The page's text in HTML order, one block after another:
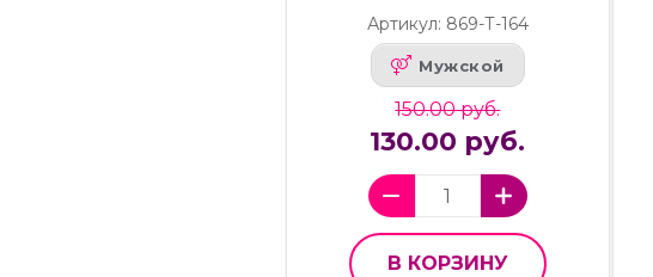
Артикул: 869-Т-164
Мужской
150.00 руб.
130.00 руб.
В КОРЗИНУ